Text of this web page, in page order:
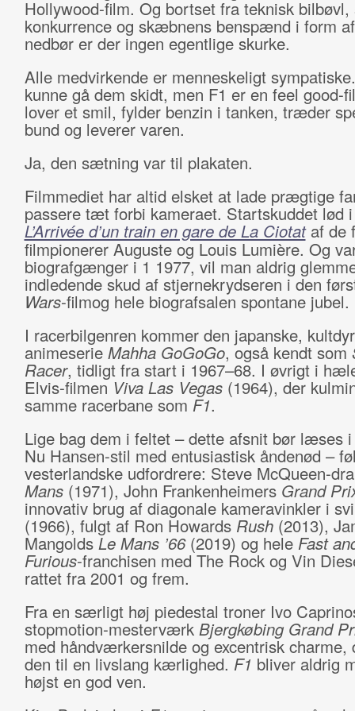
Hollywood-film. Og bortset fra teknisk
konkurrence og skæbnens benspænd i form
nedbør er der ingen egentlige skurke.
Alle medvirkende er menneskeligt
kunne gå dem skidt, men F1 er en feel good-
lover et smil, fylder benzin i tanken, træder
bund og leverer varen.
Ja, den sætning var til plakaten.
Filmmediet har altid elsket at lade prægtige
passere tæt forbi kameraet. Startskuddet lød
L’Arrivée d’un train en gare de La Ciotataf de
filmpionerer Auguste og Louis Lumière. Og
biografgænger i 1 1977, vil man aldrig
indledende skud af stjernekrydseren i den
Wars-filmog hele biografsalen spontane jubel.
I racerbilgenren kommer den japanske,
animeserie Mahha GoGoGo, også kendt som
Racer, tidligt fra start i 1967–68. I øvrigt i
Elvis-filmen Viva Las Vegas(1964), der
samme racerbane som F1.
Lige bag dem i feltet – dette afsnit bør læses
Nu Hansen-stil med entusiastisk åndenød –
vesterlandske udfordrere: Steve McQueen-
Mans(1971), John Frankenheimers Grand
innovativ brug af diagonale kameravinkler i
(1966), fulgt af Ron Howards Rush(2013),
Mangolds Le Mans ’66 (2019) og hele Fast
Furious-franchisen med The Rock og Vin
rattet fra 2001 og frem.
Fra en særligt høj piedestal troner Ivo
stopmotion-mesterværk Bjergkøbing Grand
med håndværkersnilde og excentrisk charme,
den til en livslang kærlighed. F1 bliver aldrig
højst en god ven.